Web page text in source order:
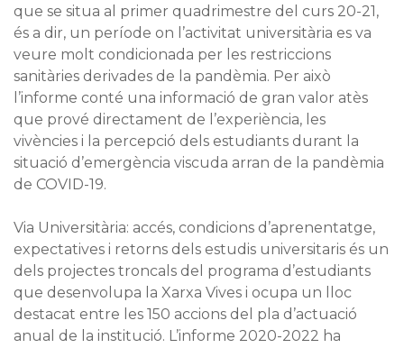
que se situa al primer quadrimestre del curs 20-21,
és a dir, un període on l’activitat universitària es va
veure molt condicionada per les restriccions
sanitàries derivades de la pandèmia. Per això
l’informe conté una informació de gran valor atès
que prové directament de l’experiència, les
vivències i la percepció dels estudiants durant la
situació d’emergència viscuda arran de la pandèmia
de COVID-19.
Via Universitària: accés, condicions d’aprenentatge,
expectatives i retorns dels estudis universitaris és un
dels projectes troncals del programa d’estudiants
que desenvolupa la Xarxa Vives i ocupa un lloc
destacat entre les 150 accions del pla d’actuació
anual de la institució. L’informe 2020-2022 ha